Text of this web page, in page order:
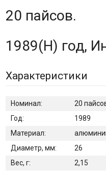
20 пайсов.
1989(H) год,
Характеристики
Номинал:
20
Год:
1989
Материал:
Диаметр, мм:
26
Вес, г:
2,15